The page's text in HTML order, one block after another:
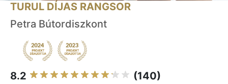
TURUL DÍJAS RANGSOR
Petra Bútordiszkont
8.2 (140)